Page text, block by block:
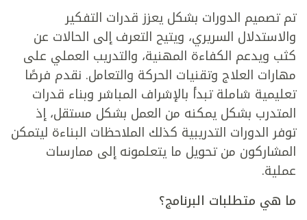
تم تصميم الدورات بشكل يعزز قدرات التفكير
والاستدلال السريري، ويتيح التعرف إلى الحالات عن
كثب ويدعم الكفاءة المهنية، والتدريب العملي على
مهارات العلاج وتقنيات الحركة والتعامل. نقدم فرصًا
تعليمية شاملة تبدأ بالإشراف المباشر وبناء قدرات
المتدرب بشكل يمكنه من العمل بشكل مستقل، إذ
توفر الدورات التدريبية كذلك الملاحظات البناءة ليتمكن
المشاركون من تحويل ما يتعلمونه إلى ممارسات
عملية.
ما هي متطلبات البرنامج؟